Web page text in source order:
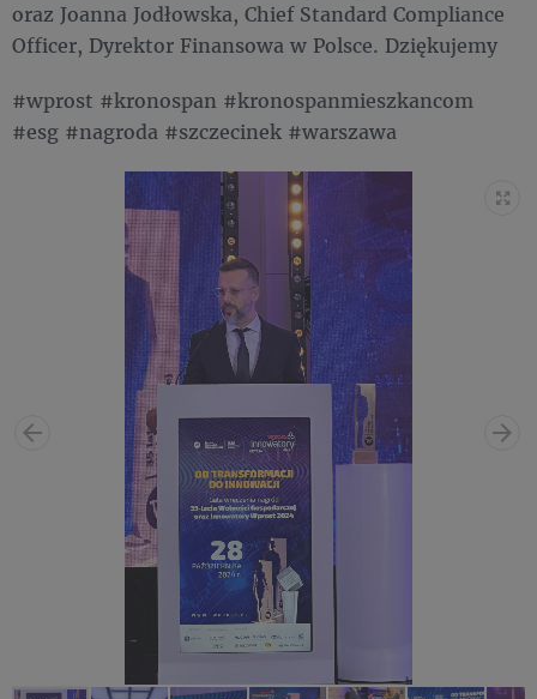
oraz Joanna Jodłowska, Chief Standard Compliance
Officer, Dyrektor Finansowa w Polsce. Dziękujemy
#wprost #kronospan #kronospanmieszkancom
#esg #nagroda #szczecinek #warszawa